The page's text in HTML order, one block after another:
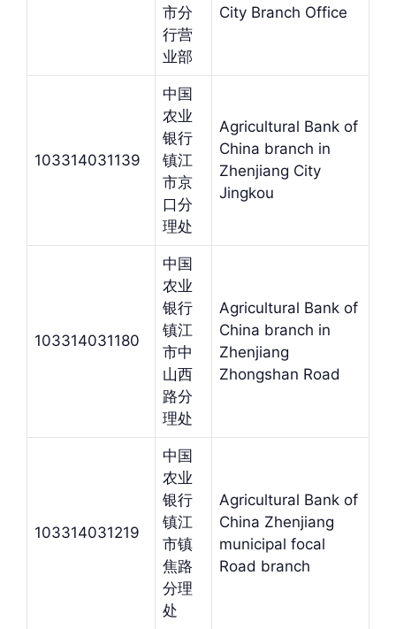
市分
行营
业部
City Branch Office
103314031139
中国
农业
银行
镇江
市京
口分
理处
Agricultural Bank of
China branch in
Zhenjiang City
Jingkou
103314031180
中国
农业
银行
镇江
市中
山西
路分
理处
Agricultural Bank of
China branch in
Zhenjiang
Zhongshan Road
103314031219
中国
农业
银行
镇江
市镇
焦路
分理
处
Agricultural Bank of
China Zhenjiang
municipal focal
Road branch